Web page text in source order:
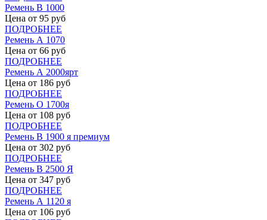
Ремень В 1000
Цена от 95 руб
ПОДРОБНЕЕ
Ремень А 1070
Цена от 66 руб
ПОДРОБНЕЕ
Ремень А 2000ярт
Цена от 186 руб
ПОДРОБНЕЕ
Ремень О 1700я
Цена от 108 руб
ПОДРОБНЕЕ
Ремень В 1900 я премиум
Цена от 302 руб
ПОДРОБНЕЕ
Ремень В 2500 Я
Цена от 347 руб
ПОДРОБНЕЕ
Ремень А 1120 я
Цена от 106 руб